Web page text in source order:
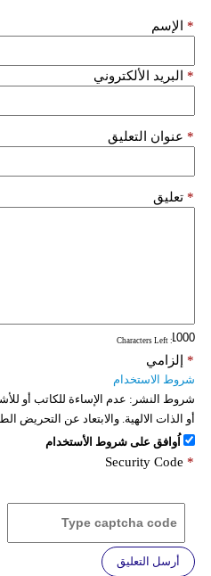
الإسم *
البريد الألكتروني *
عنوان التعليق *
تعليق *
: Characters Left
إلزامي *
شروط الاستخدام
شروط النشر: عدم الإساءة للكاتب أو
أو الذات الالهية. والابتعاد عن التحريض
اُوافق على شروط الأستخدام
Security Code *
أرسل التعليق